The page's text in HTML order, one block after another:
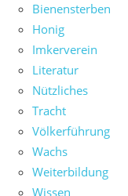
Bienensterben
Honig
Imkerverein
Literatur
Nützliches
Tracht
Völkerführung
Wachs
Weiterbildung
Wissen